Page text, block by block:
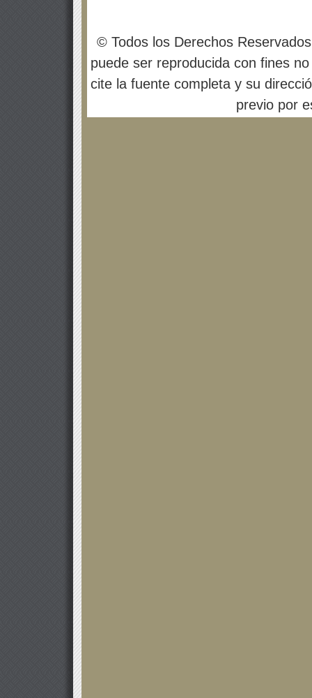
© Todos los Derechos
puede ser reproducida con fines
cite la fuente completa y su
previo por